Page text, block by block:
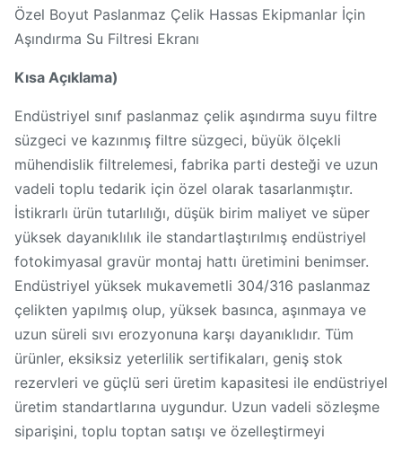
Özel Boyut Paslanmaz Çelik Hassas Ekipmanlar İçin
Aşındırma Su Filtresi Ekranı
Kısa Açıklama)
Endüstriyel sınıf paslanmaz çelik aşındırma suyu filtre
süzgeci ve kazınmış filtre süzgeci, büyük ölçekli
mühendislik filtrelemesi, fabrika parti desteği ve uzun
vadeli toplu tedarik için özel olarak tasarlanmıştır.
İstikrarlı ürün tutarlılığı, düşük birim maliyet ve süper
yüksek dayanıklılık ile standartlaştırılmış endüstriyel
fotokimyasal gravür montaj hattı üretimini benimser.
Endüstriyel yüksek mukavemetli 304/316 paslanmaz
çelikten yapılmış olup, yüksek basınca, aşınmaya ve
uzun süreli sıvı erozyonuna karşı dayanıklıdır. Tüm
ürünler, eksiksiz yeterlilik sertifikaları, geniş stok
rezervleri ve güçlü seri üretim kapasitesi ile endüstriyel
üretim standartlarına uygundur. Uzun vadeli sözleşme
siparişini, toplu toptan satışı ve özelleştirmeyi